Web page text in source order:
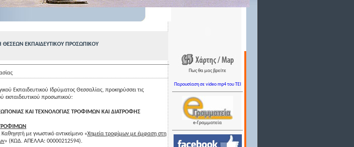
ΘΕΣΕΩΝ ΕΚΠΑΙΔΕΥΤΙΚΟΥ ΠΡΟΣΩΠΙΚΟΥ
Εκπαιδευτικού Ιδρύματος Θεσσαλίας, προκηρύσσει τις
εκπαιδευτικού προσωπικού:
ΚΑΙ ΤΕΧΝΟΛΟΓΙΑΣ ΤΡΟΦΙΜΩΝ ΚΑΙ ΔΙΑΤΡΟΦΗΣ
με γνωστικό αντικείμενο «Χημεία τροφίμων με έμφαση στη
» (ΚΩΔ. ΑΠΕΛΛΑ: 00000212594).
Πως θα μας βρείτε
Παρουσίαση σε video mp4 του TEI
e-Γραμματεία